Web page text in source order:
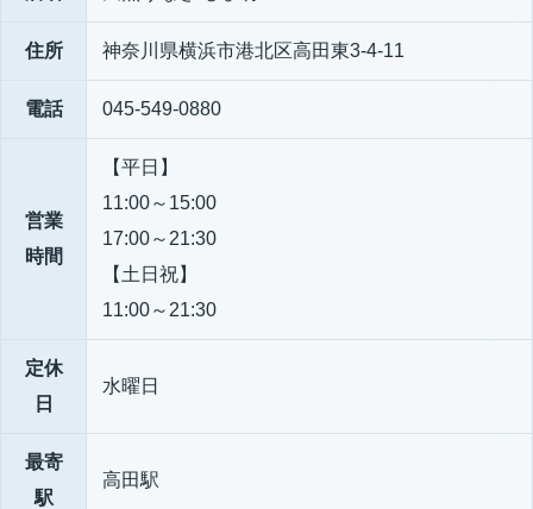
住所 神奈川県横浜市港北区高田東3-4-11
電話 045-549-0880
営業
時間
【平日】
11:00～15:00
17:00～21:30
【土日祝】
11:00～21:30
定休
日
水曜日
最寄
駅
高田駅